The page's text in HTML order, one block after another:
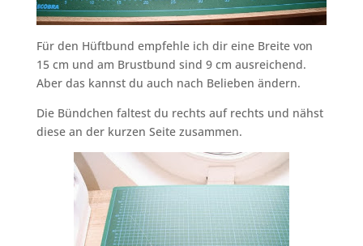
Für den Hüftbund empfehle ich dir eine Breite von
15 cm und am Brustbund sind 9 cm ausreichend.
Aber das kannst du auch nach Belieben ändern.
Die Bündchen faltest du rechts auf rechts und nähst
diese an der kurzen Seite zusammen.